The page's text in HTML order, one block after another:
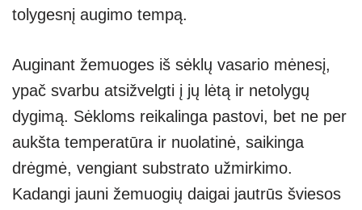
tolygesnį augimo tempą.
Auginant žemuoges iš sėklų vasario mėnesį,
ypač svarbu atsižvelgti į jų lėtą ir netolygų
dygimą. Sėkloms reikalinga pastovi, bet ne per
aukšta temperatūra ir nuolatinė, saikinga
drėgmė, vengiant substrato užmirkimo.
Kadangi jauni žemuogių daigai jautrūs šviesos